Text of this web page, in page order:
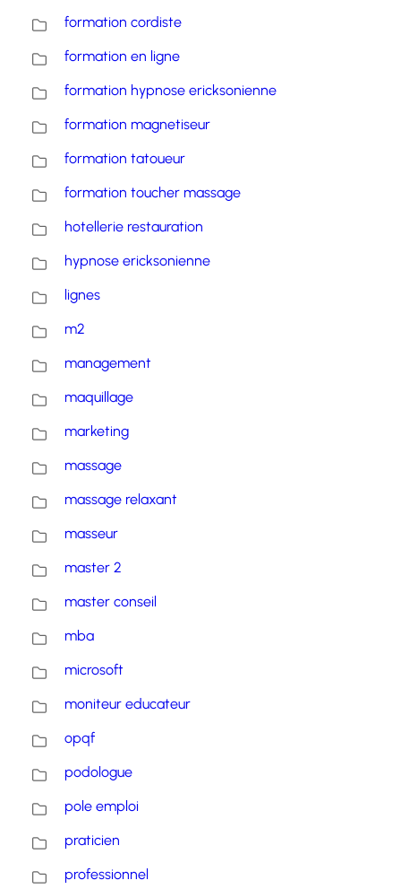
formation cordiste
formation en ligne
formation hypnose ericksonienne
formation magnetiseur
formation tatoueur
formation toucher massage
hotellerie restauration
hypnose ericksonienne
lignes
m2
management
maquillage
marketing
massage
massage relaxant
masseur
master 2
master conseil
mba
microsoft
moniteur educateur
opqf
podologue
pole emploi
praticien
professionnel